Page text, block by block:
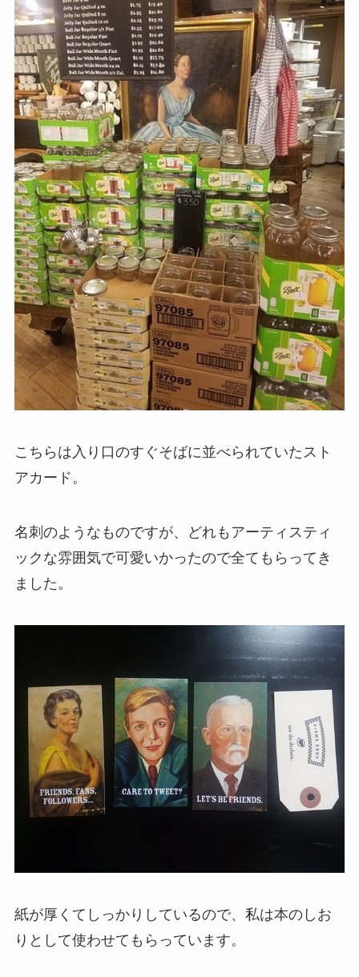
こちらは入り口のすぐそばに並べられていたスト
アカード。
名刺のようなものですが、どれもアーティスティ
ックな雰囲気で可愛いかったので全てもらってき
ました。
紙が厚くてしっかりしているので、私は本のしお
りとして使わせてもらっています。